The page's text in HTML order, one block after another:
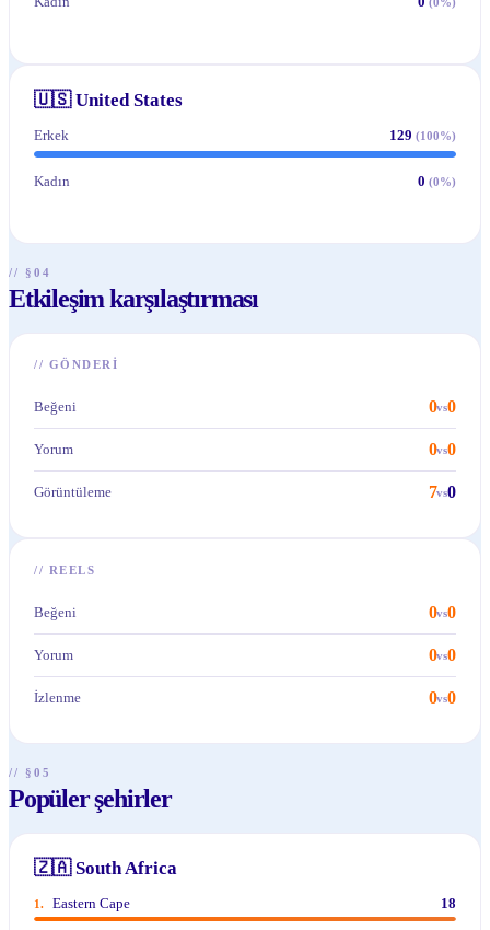
🇺🇸 United States
Erkek 129 (100%)
Kadın 0 (0%)
// §04
Etkileşim karşılaştırması
// GÖNDERI
Beğeni 0vs0
Yorum 0vs0
Görüntüleme 7vs0
// REELS
Beğeni 0vs0
Yorum 0vs0
İzlenme 0vs0
// §05
Popüler şehirler
🇿🇦 South Africa
1. Eastern Cape 18